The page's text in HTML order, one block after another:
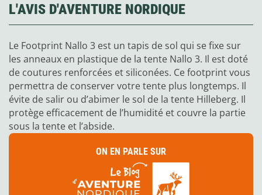
L'AVIS D'AVENTURE NORDIQUE
Le Footprint Nallo 3 est un tapis de sol qui se fixe sur
les anneaux en plastique de la tente Nallo 3. Il est doté
de coutures renforcées et siliconées. Ce footprint vous
permettra de conserver votre tente plus longtemps. Il
évite de salir ou d’abimer le sol de la tente Hilleberg. Il
protège efficacement de l’humidité et couvre la partie
sous la tente et l’abside.
ON EN PARLE SUR